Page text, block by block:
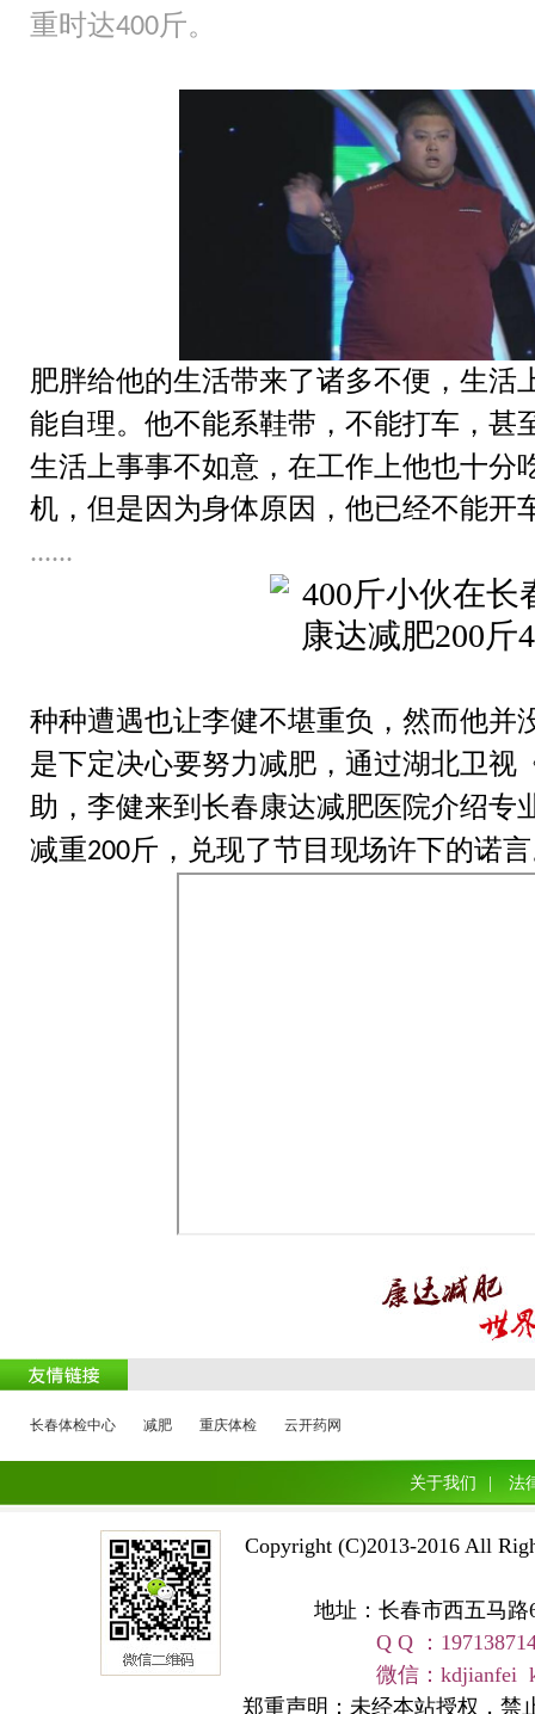
减肥
重时达400斤。
肥胖给他的生活带来了诸多不便，生活
能自理。他不能系鞋带，不能打车，甚
生活上事事不如意，在工作上他也十分
机，但是因为身体原因，他已经不能开
......
种种遭遇也让李健不堪重负，然而他并
是下定决心要努力减肥，通过湖北卫视
助，李健来到长春康达减肥医院介绍专
减重200斤，兑现了节目现场许下的诺
长春体检中心 减肥 重庆体检 云开药网
关于我们 法
Copyright (C)2013-2016 All
地址：长春市西五马路
Q Q ：
微信：kdjianfei
郑重声明：未经本站授权，禁